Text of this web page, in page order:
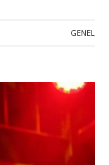
GENEL